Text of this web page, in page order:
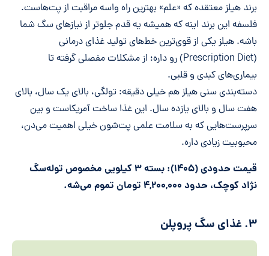
برند هیلز معتقده که «علم» بهترین راه واسه مراقبت از پت‌هاست.
فلسفه این برند اینه که همیشه یه قدم جلوتر از نیازهای سگ شما
باشه. هیلز یکی از قوی‌ترین خط‌های تولید غذای درمانی
(Prescription Diet) رو داره؛ از مشکلات مفصلی گرفته تا
بیماری‌های کبدی و قلبی.
دسته‌بندی سنی هیلز هم خیلی دقیقه: تولگی، بالای یک سال، بالای
هفت سال و بالای یازده سال. این غذا ساخت آمریکاست و بین
سرپرست‌هایی که به سلامت علمی پت‌شون خیلی اهمیت می‌دن،
محبوبیت زیادی داره.
قیمت حدودی (۱۴۰۵): بسته ۳ کیلویی مخصوص توله‌سگ
نژاد کوچک، حدود ۴,۲۰۰,۰۰۰ تومان تموم می‌شه.
۳. غذای سگ پروپلن